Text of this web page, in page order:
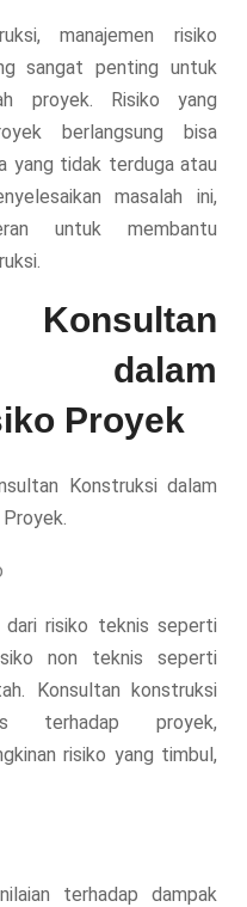
manajemen risiko
sangat penting untuk
proyek. Risiko yang
berlangsung bisa
yang tidak terduga atau
masalah ini,
untuk membantu
dalam
Proyek
Konstruksi dalam
dari risiko teknis seperti
non teknis seperti
Konsultan konstruksi
terhadap proyek,
risiko yang timbul,
terhadap dampak